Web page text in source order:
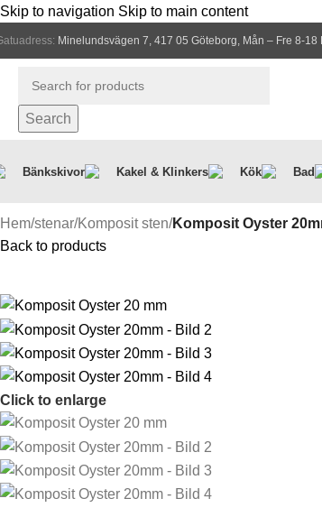
Skip to navigation Skip to main content
Minelundsvägen 7, 417 05 Göteborg, Mån – Fre 8-18
Search
Bänkskivor Kakel & Klinkers Kök Bad
Hem/stenar/Komposit sten/Komposit Oyster
Back to products
Click to enlarge